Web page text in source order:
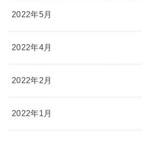
2022年5月
2022年4月
2022年2月
2022年1月